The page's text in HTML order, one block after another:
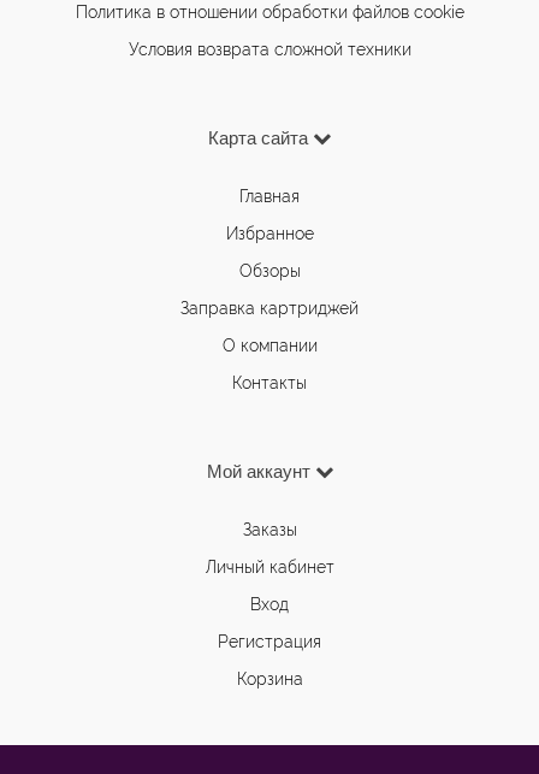
Политика в отношении обработки файлов cookie
Условия возврата сложной техники
Карта сайта
Главная
Избранное
Обзоры
Заправка картриджей
О компании
Контакты
Мой аккаунт
Заказы
Личный кабинет
Вход
Регистрация
Корзина